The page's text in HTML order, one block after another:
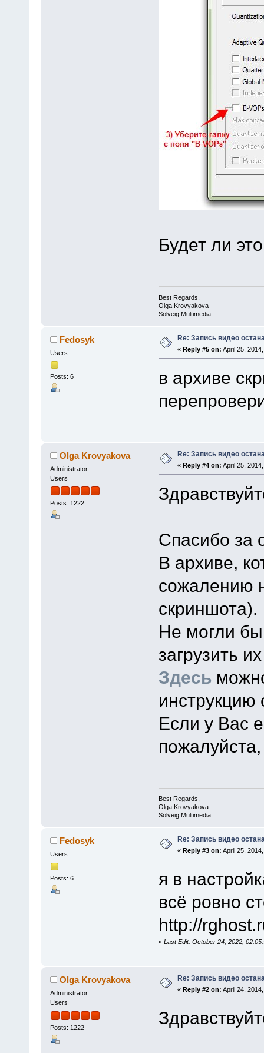
Будет ли
Best Regards,
Olga Krovyakova
Solveig Multimedia
Fedosyk
Users
Posts: 6
Re: Запись видео
« Reply #5 on: April 25,
в архиве
Olga Krovyakova
Administrator
Users
Posts: 1222
Re: Запись видео
« Reply #4 on: April 25,
Спасибо за
В архиве,
сожалению
скриншота).
Не могли
загрузить
Здесь
инструкцию
Если у Вас
Best Regards,
Olga Krovyakova
Solveig Multimedia
Fedosyk
Users
Posts: 6
Re: Запись видео
« Reply #3 on: April 25,
я в
всё ровно
http://
« Last Edit: October 24, 2022,
Olga Krovyakova
Administrator
Users
Posts: 1222
Re: Запись видео
« Reply #2 on: April 24,